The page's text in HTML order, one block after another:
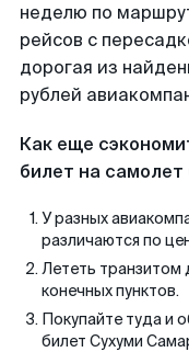
неделю по
рейсов с
дорогая из
рублей
Как еще
билет на
У разных
различаются по
Лететь транзитом
конечных пунктов.
Покупайте туда и
билет Сухуми